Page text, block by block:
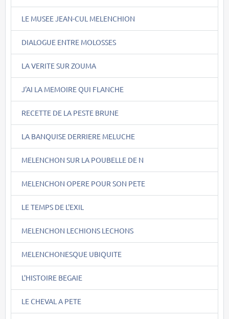
LE MUSEE JEAN-CUL MELENCHION
DIALOGUE ENTRE MOLOSSES
LA VERITE SUR ZOUMA
J'AI LA MEMOIRE QUI FLANCHE
RECETTE DE LA PESTE BRUNE
LA BANQUISE DERRIERE MELUCHE
MELENCHON SUR LA POUBELLE DE N
MELENCHON OPERE POUR SON PETE
LE TEMPS DE L'EXIL
MELENCHON LECHIONS LECHONS
MELENCHONESQUE UBIQUITE
L'HISTOIRE BEGAIE
LE CHEVAL A PETE